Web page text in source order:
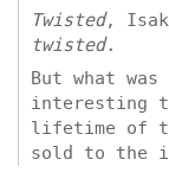
Twisted, Isak
twisted.
But what
interesting
lifetime of
sold to the